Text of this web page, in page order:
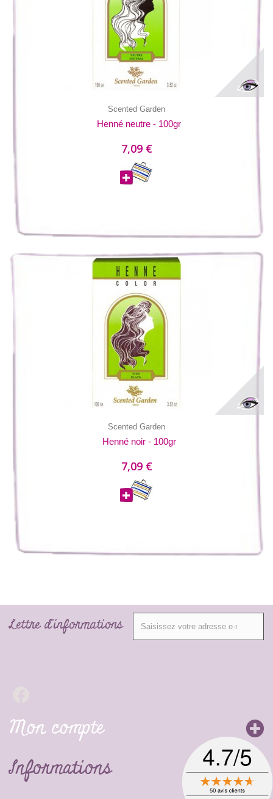
Scented Garden
Henné neutre - 100gr
7,09 €
Scented Garden
Henné noir - 100gr
7,09 €
Lettre d'informations
Mon compte
Informations